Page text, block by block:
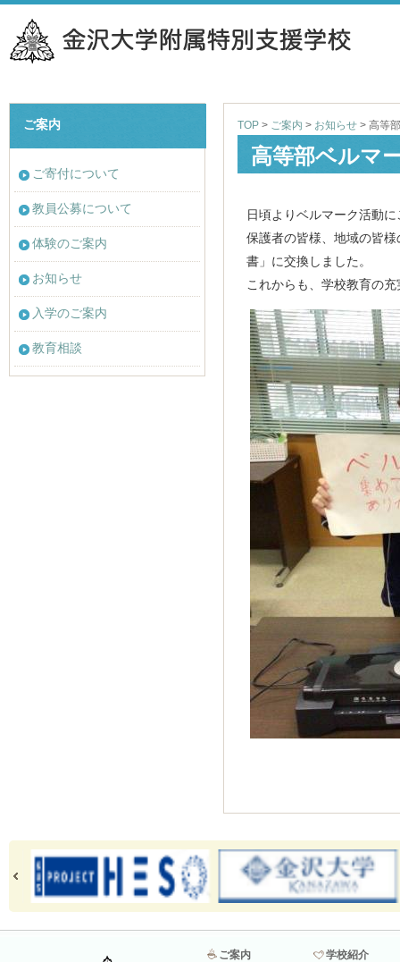
TOP > ご案内 > お知らせ > 高等
高等部ベルマ
日頃よりベルマーク活動
保護者の皆様、地域の皆
書」に交換しました。
これからも、学校教育の
ご案内
ご寄付について
教員公募について
体験のご案内
お知らせ
入学のご案内
教育相談
ご案内 学校紹介